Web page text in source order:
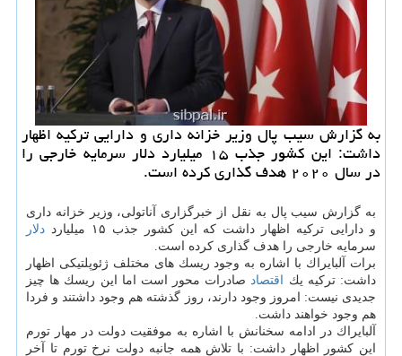
به گزارش سیب پال وزیر خزانه داری و دارایی تركیه اظهار
داشت: این كشور جذب ۱۵ میلیارد دلار سرمایه خارجی را
در سال ۲۰۲۰ هدف گذاری كرده است.
به گزارش سیب پال به نقل از خبرگزاری آناتولی، وزیر خزانه داری
و دارایی تركیه اظهار داشت كه این كشور جذب ۱۵ میلیارد
دلار
سرمایه خارجی را هدف گذاری كرده است.
برات آلبایراك با اشاره به وجود ریسك های مختلف ژئوپلتیكی اظهار
داشت: تركیه یك
اقتصادصادرات محور است اما این ریسك ها چیز
جدیدی نیست: امروز وجود دارند، روز گذشته هم وجود داشتند و فردا
هم وجود خواهند داشت.
آلبایراك در ادامه سخنانش با اشاره به موفقیت دولت در مهار تورم
این كشور اظهار داشت: با تلاش همه جانبه دولت نرخ تورم تا آخر